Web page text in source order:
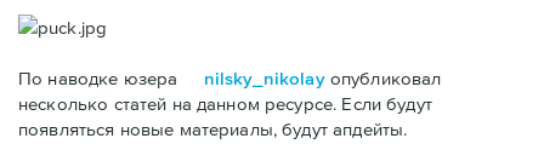
По наводке юзера nilsky_nikolayопубликовал
несколько статей на данном ресурсе. Если будут
появляться новые материалы, будут апдейты.